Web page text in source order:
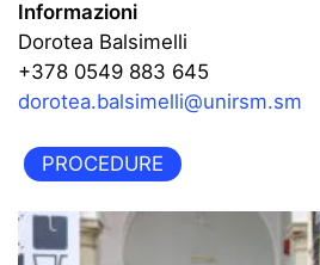
Informazioni
Dorotea Balsimelli
+378 0549 883 645
dorotea.balsimelli@unirsm.sm
PROCEDURE